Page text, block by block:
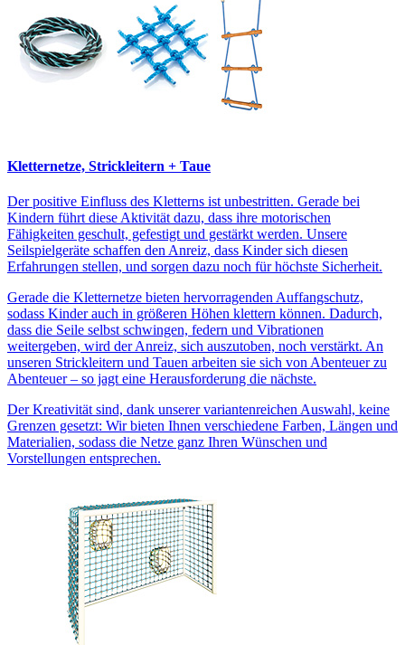
Kletternetze, Strickleitern + Taue
Der positive Einfluss des Kletterns ist unbestritten. Gerade bei
Kindern führt diese Aktivität dazu, dass ihre motorischen
Fähigkeiten geschult, gefestigt und gestärkt werden. Unsere
Seilspielgeräte schaffen den Anreiz, dass Kinder sich diesen
Erfahrungen stellen, und sorgen dazu noch für höchste Sicherheit.
Gerade die Kletternetze bieten hervorragenden Auffangschutz,
sodass Kinder auch in größeren Höhen klettern können. Dadurch,
dass die Seile selbst schwingen, federn und Vibrationen
weitergeben, wird der Anreiz, sich auszutoben, noch verstärkt. An
unseren Strickleitern und Tauen arbeiten sie sich von Abenteuer zu
Abenteuer – so jagt eine Herausforderung die nächste.
Der Kreativität sind, dank unserer variantenreichen Auswahl, keine
Grenzen gesetzt: Wir bieten Ihnen verschiedene Farben, Längen und
Materialien, sodass die Netze ganz Ihren Wünschen und
Vorstellungen entsprechen.